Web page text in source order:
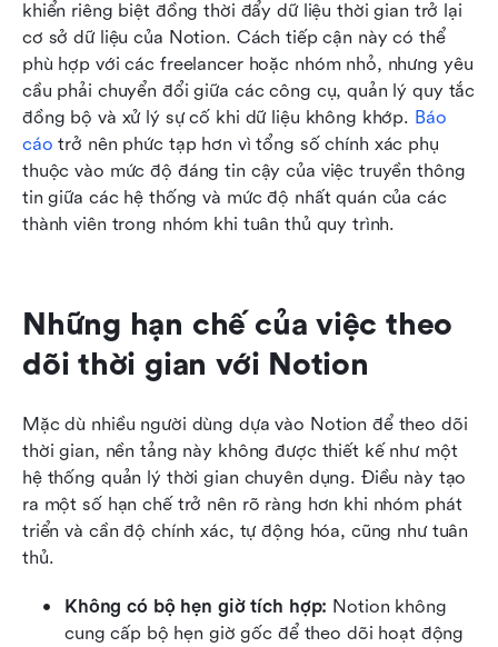
khiển riêng biệt đồng thời đẩy dữ liệu thời gian trở lại
cơ sở dữ liệu của Notion. Cách tiếp cận này có thể
phù hợp với các freelancer hoặc nhóm nhỏ, nhưng yêu
cầu phải chuyển đổi giữa các công cụ, quản lý quy tắc
đồng bộ và xử lý sự cố khi dữ liệu không khớp. Báo
cáo trở nên phức tạp hơn vì tổng số chính xác phụ
thuộc vào mức độ đáng tin cậy của việc truyền thông
tin giữa các hệ thống và mức độ nhất quán của các
thành viên trong nhóm khi tuân thủ quy trình.
Những hạn chế của việc theo
dõi thời gian với Notion
Mặc dù nhiều người dùng dựa vào Notion để theo dõi
thời gian, nền tảng này không được thiết kế như một
hệ thống quản lý thời gian chuyên dụng. Điều này tạo
ra một số hạn chế trở nên rõ ràng hơn khi nhóm phát
triển và cần độ chính xác, tự động hóa, cũng như tuân
thủ.
Không có bộ hẹn giờ tích hợp: Notion không
cung cấp bộ hẹn giờ gốc để theo dõi hoạt động